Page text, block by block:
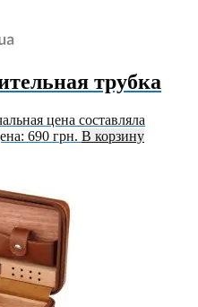
трубка
цена составляла
690 грн. В корзину